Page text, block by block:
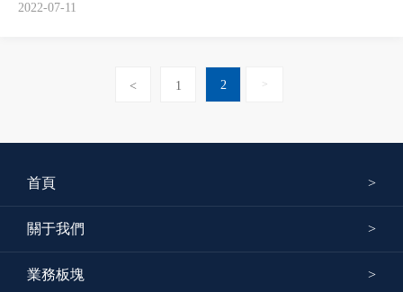
2022-07-11
< 1 2 >
首頁
關于我們
業務板塊